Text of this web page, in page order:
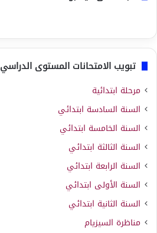
تبويب الامتحانات المستوى الدراسي
مرحلة ابتدائية
السنة السادسة ابتدائي
السنة الخامسة ابتدائي
السنة الثالثة ابتدائي
السنة الرابعة ابتدائي
السنة الأولى ابتدائي
السنة الثانية ابتدائي
مناظرة السيزيام